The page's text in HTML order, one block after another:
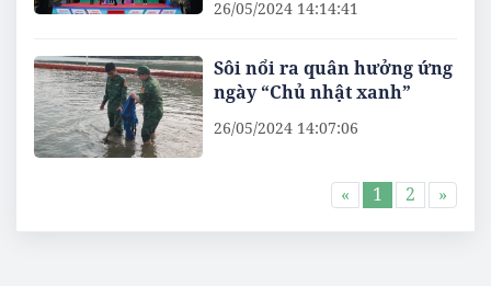
26/05/2024 14:14:41
Sôi nổi ra quân hưởng ứng
ngày “Chủ nhật xanh”
26/05/2024 14:07:06
« 1 2 »